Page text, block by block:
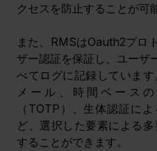
クセスを防止することが可
また、RMSはOauth2プロ
ザー認証を保証し、ユーザ
べてログに記録 しています
メール、時間ベース
（TOTP）、生体認証に
ど、選択した要素による
することができます。